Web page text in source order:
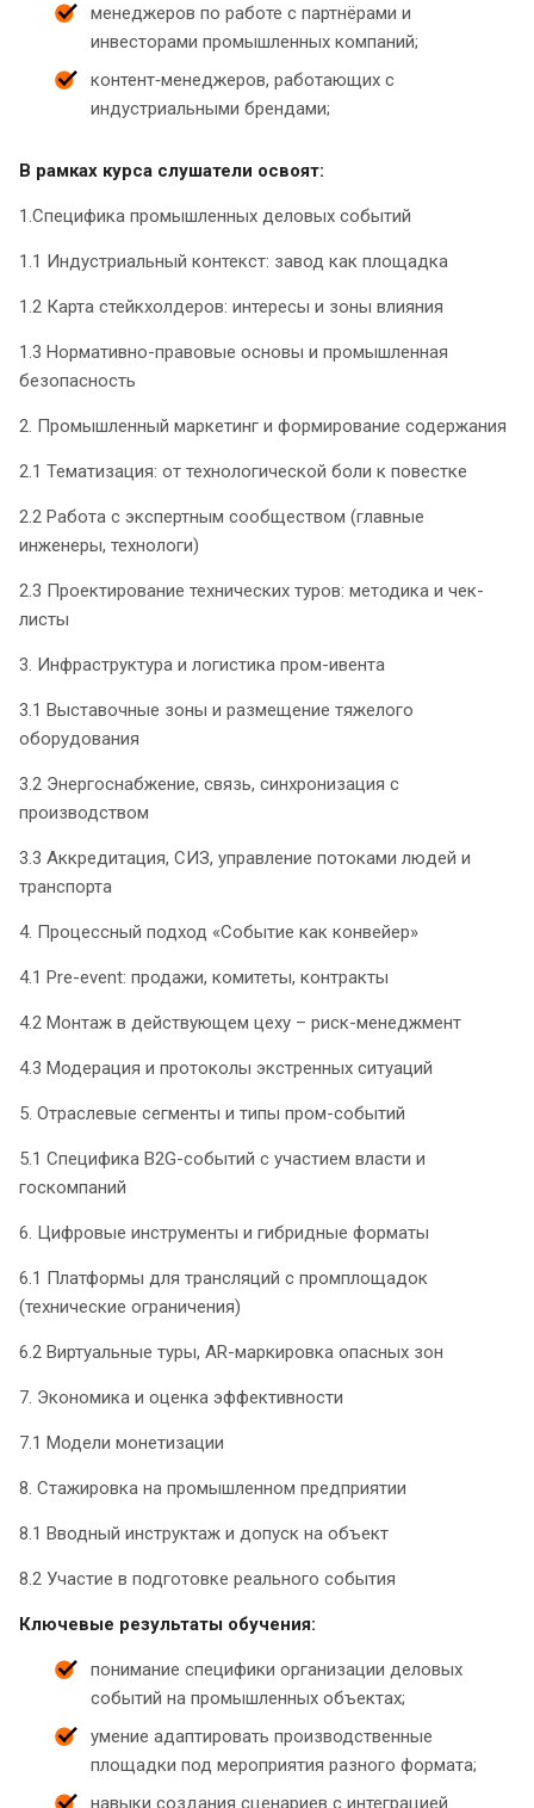
менеджеров по работе с партнёрами и
инвесторами промышленных компаний;
контент‑менеджеров, работающих с
индустриальными брендами;
В рамках курса слушатели освоят:
1.Специфика промышленных деловых событий
1.1 Индустриальный контекст: завод как площадка
1.2 Карта стейкхолдеров: интересы и зоны влияния
1.3 Нормативно-правовые основы и промышленная
безопасность
2. Промышленный маркетинг и формирование содержания
2.1 Тематизация: от технологической боли к повестке
2.2 Работа с экспертным сообществом (главные
инженеры, технологи)
2.3 Проектирование технических туров: методика и чек-
листы
3. Инфраструктура и логистика пром-ивента
3.1 Выставочные зоны и размещение тяжелого
оборудования
3.2 Энергоснабжение, связь, синхронизация с
производством
3.3 Аккредитация, СИЗ, управление потоками людей и
транспорта
4. Процессный подход «Событие как конвейер»
4.1 Pre-event: продажи, комитеты, контракты
4.2 Монтаж в действующем цеху – риск-менеджмент
4.3 Модерация и протоколы экстренных ситуаций
5. Отраслевые сегменты и типы пром-событий
5.1 Специфика B2G-событий с участием власти и
госкомпаний
6. Цифровые инструменты и гибридные форматы
6.1 Платформы для трансляций с промплощадок
(технические ограничения)
6.2 Виртуальные туры, AR-маркировка опасных зон
7. Экономика и оценка эффективности
7.1 Модели монетизации
8. Стажировка на промышленном предприятии
8.1 Вводный инструктаж и допуск на объект
8.2 Участие в подготовке реального события
Ключевые результаты обучения:
понимание специфики организации деловых
событий на промышленных объектах;
умение адаптировать производственные
площадки под мероприятия разного формата;
навыки создания сценариев с интеграцией